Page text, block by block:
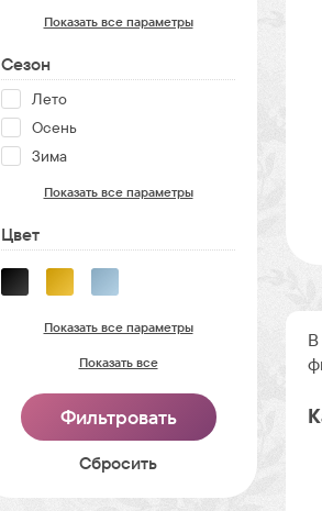
Показать все параметры
Сезон
Лето
Осень
Зима
Показать все параметры
Цвет
Показать все параметры
Показать все
Cбросить
В